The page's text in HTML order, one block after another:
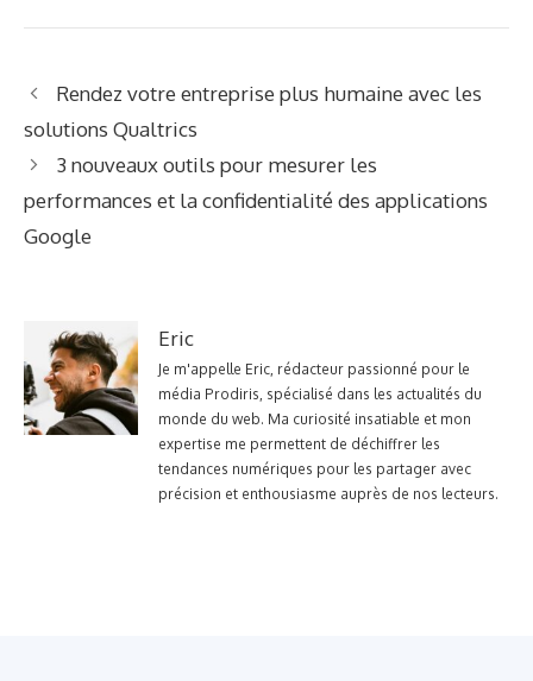
Rendez votre entreprise plus humaine avec les
solutions Qualtrics
3 nouveaux outils pour mesurer les
performances et la confidentialité des applications
Google
Eric
Je m'appelle Eric, rédacteur passionné pour le
média Prodiris, spécialisé dans les actualités du
monde du web. Ma curiosité insatiable et mon
expertise me permettent de déchiffrer les
tendances numériques pour les partager avec
précision et enthousiasme auprès de nos lecteurs.